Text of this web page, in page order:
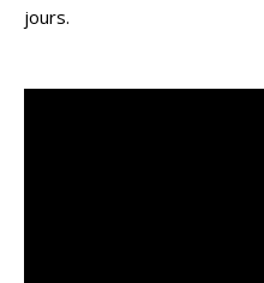
jours.